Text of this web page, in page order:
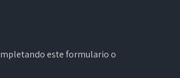
este formularioo